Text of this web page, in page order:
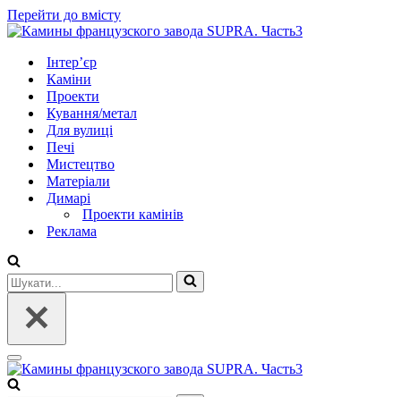
Перейти до вмісту
Інтер’єр
Каміни
Проекти
Кування/метал
Для вулиці
Печі
Мистецтво
Матеріали
Димарі
Проекти камінів
Реклама
Шукати...
Меню
навігації